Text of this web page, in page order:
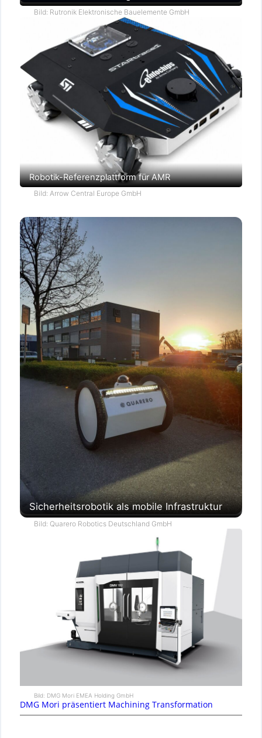
Bild: Rutronik Elektronische Bauelemente GmbH
Robotik-Referenzplattform für AMR
Bild: Arrow Central Europe GmbH
Sicherheitsrobotik als mobile Infrastruktur
Bild: Quarero Robotics Deutschland GmbH
Bild: DMG Mori EMEA Holding GmbH
DMG Mori präsentiert Machining Transformation